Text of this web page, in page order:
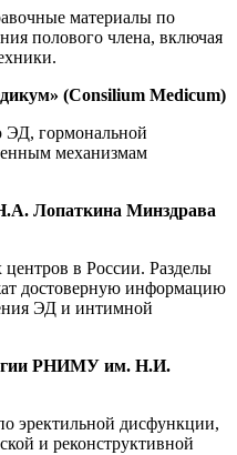
материалы по
полового члена, включая
(Consilium Medicum)
ЭД, гормональной
механизмам
Лопаткина Минздрава
в России. Разделы
достоверную информацию
ЭД и интимной
РНИМУ им. Н.И.
эректильной дисфункции,
и реконструктивной